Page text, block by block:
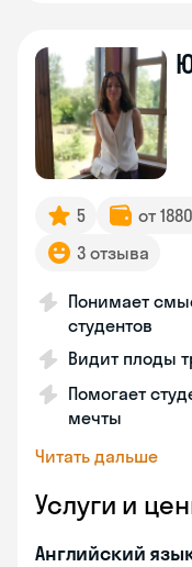
5 от
3 отзыва
Понимает
студентов
Видит плоды
Помогает
мечты
Читать дальше
Услуги и
Английский